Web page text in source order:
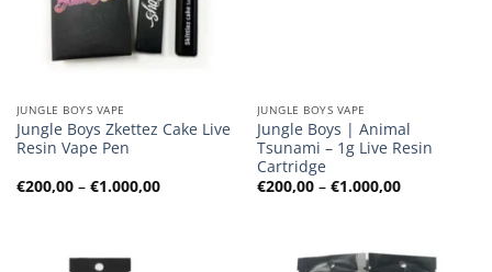
JUNGLE BOYS VAPE
Jungle Boys Zkettez Cake Live
Resin Vape Pen
€200,00 – €1.000,00Preisspanne:
JUNGLE BOYS VAPE
Jungle Boys | Animal
Tsunami – 1g Live Resin
Cartridge
€200,00 – €1.000,00